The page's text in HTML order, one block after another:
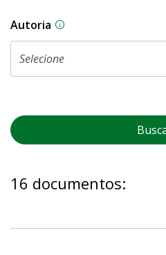
Autoria As proposições
16 documentos: